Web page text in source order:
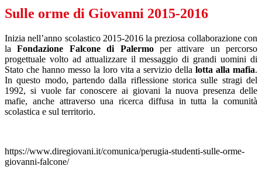
Sulle orme di Giovanni 2015-2016
Inizia nell’anno scolastico 2015-2016 la preziosa collaborazione con
laFondazione Falcone di Palermoper attivare un percorso
progettuale volto ad attualizzare il messaggio di grandi uomini di
Stato che hanno messo la loro vita a servizio dellalotta alla mafia.
In questo modo, partendo dalla riflessione storica sulle stragi del
1992, si vuole far conoscere ai giovani la nuova presenza delle
mafie, anche attraverso una ricerca diffusa in tutta la comunità
scolastica e sul territorio.
https://www.diregiovani.it/comunica/perugia-studenti-sulle-orme-
giovanni-falcone/